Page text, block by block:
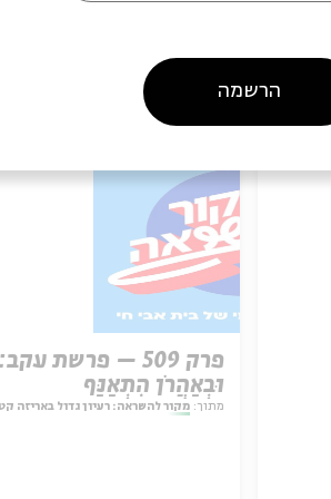
פרק 509 – פרשת עקב:
וּבְאַהֲרֹן הִתְאַנַּף
מתוך: מקור להשראה: רעיון גדול באריזה
הרשמה